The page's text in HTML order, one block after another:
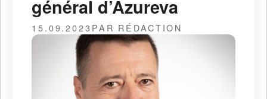
général d’Azureva
15.09.2023PAR RÉDACTION